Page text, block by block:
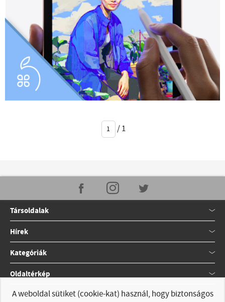
/1
Társoldalak
Hírek
Kategóriák
Oldaltérkép
Kapcsolat
A weboldal sütiket (cookie-kat) használ, hogy biztonságos